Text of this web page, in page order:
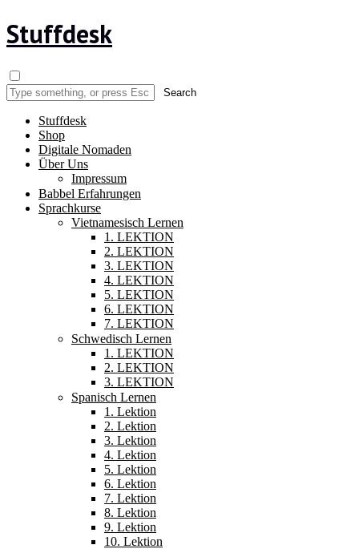
Stuffdesk
Stuffdesk
Shop
Digitale Nomaden
Über Uns
Impressum
Babbel Erfahrungen
Sprachkurse
Vietnamesisch Lernen
1. LEKTION
2. LEKTION
3. LEKTION
4. LEKTION
5. LEKTION
6. LEKTION
7. LEKTION
Schwedisch Lernen
1. LEKTION
2. LEKTION
3. LEKTION
Spanisch Lernen
1. Lektion
2. Lektion
3. Lektion
4. Lektion
5. Lektion
6. Lektion
7. Lektion
8. Lektion
9. Lektion
10. Lektion